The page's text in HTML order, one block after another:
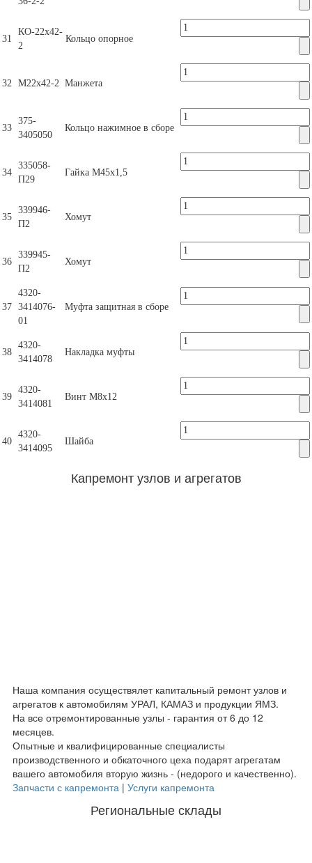
31
КО-22х42-
2
Кольцо опорное
32 М22х42-2 Манжета
33
375-
3405050
Кольцо нажимное в сборе
34
335058-
П29
Гайка М45х1,5
35
339946-
П2
Хомут
36
339945-
П2
Хомут
37
4320-
3414076-
01
Муфта защитная в сборе
38
4320-
3414078
Накладка муфты
39
4320-
3414081
Винт М8х12
40
4320-
3414095
Шайба
Капремонт узлов и агрегатов
Наша компания осуществялет капитальный ремонт узлов и
агрегатов к автомобилям УРАЛ, КАМАЗ и продукции ЯМЗ.
На все отремонтированные узлы - гарантия от 6 до 12
месяцев.
Опытные и квалифицированные специалисты
производственного и обкаточного цеха подарят агрегатам
вашего автомобиля вторую жизнь - (недорого и качественно).
Запчасти с капремонта | Услуги капремонта
Региональные склады